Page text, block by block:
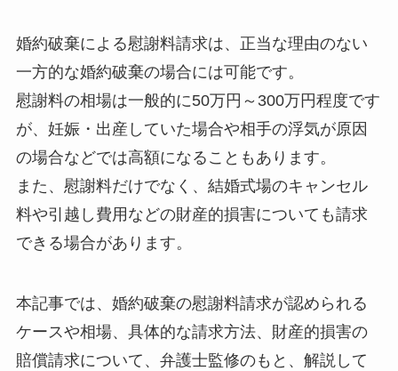
婚約破棄による慰謝料請求は、正当な理由のない
一方的な婚約破棄の場合には可能です。
慰謝料の相場は一般的に50万円～300万円程度です
が、妊娠・出産していた場合や相手の浮気が原因
の場合などでは高額になることもあります。
また、慰謝料だけでなく、結婚式場のキャンセル
料や引越し費用などの財産的損害についても請求
できる場合があります。
本記事では、婚約破棄の慰謝料請求が認められる
ケースや相場、具体的な請求方法、財産的損害の
賠償請求について、弁護士監修のもと、解説して